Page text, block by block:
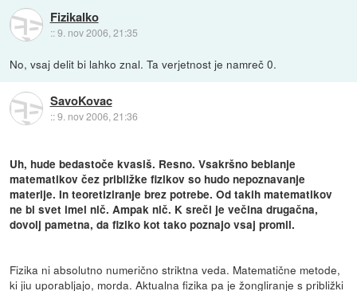
Fizikalko
::9. nov 2006, 21:35
No, vsaj delit bi lahko znal. Ta verjetnost je namreč 0.
SavoKovac
::9. nov 2006, 21:36
Uh, hude bedastoče kvasiš. Resno. Vsakršno beblanje
matematikov čez približke fizikov so hudo nepoznavanje
materije. In teoretiziranje brez potrebe. Od takih matematikov
ne bi svet imel nič. Ampak nič. K sreči je večina drugačna,
dovolj pametna, da fiziko kot tako poznajo vsaj promil.
Fizika ni absolutno numerično striktna veda. Matematične metode,
ki jiu uporabljajo, morda. Aktualna fizika pa je žongliranje s približki